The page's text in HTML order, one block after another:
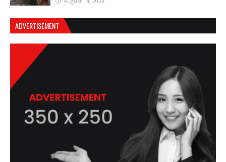
ADVERTISEMENT